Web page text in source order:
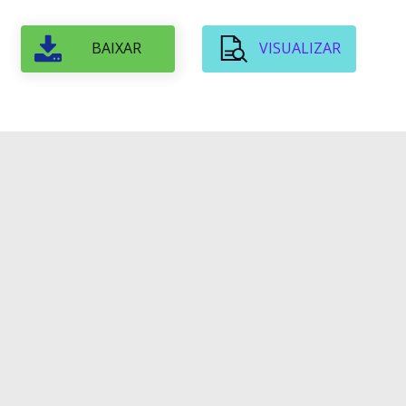
BAIXAR VISUALIZAR